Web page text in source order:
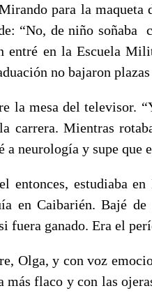
para la maqueta
“No, de niño soñaba
entré en la Escuela
no bajaron
la mesa del televisor.
carrera. Mientras
a neurología y supe que
entonces, estudiaba
en Caibarién. Bajé de
fuera ganado. Era el
Olga, y con voz
más flaco y con las